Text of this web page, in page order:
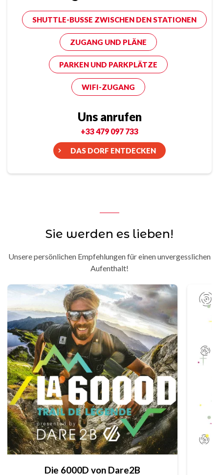
SHUTTLE-BUSSE ZWISCHEN DEN STATIONEN
ZUGANG UND PLÄNE
PARKEN UND PARKPLÄTZE
WIFI-ZUGANG
Uns anrufen
+33 479 097 733
DAS DORF ENTDECKEN
Sie werden es lieben!
Unsere persönlichen Empfehlungen für einen unvergesslichen
Aufenthalt!
Die 6000D von Dare2B